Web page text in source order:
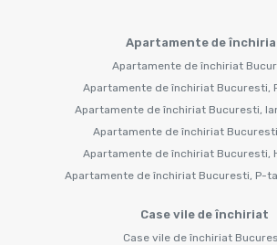
Apartamente de
Apartamente de închiriat
Apartamente de închiriat Bucuresti,
Apartamente de închiriat Bucuresti,
Apartamente de închiriat
Apartamente de închiriat Bucuresti,
Apartamente de închiriat Bucuresti, P-
Case vile de închiriat
Case vile de închiriat